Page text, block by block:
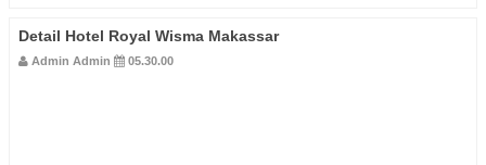
Detail Hotel Royal Wisma Makassar
Admin Admin 05.30.00